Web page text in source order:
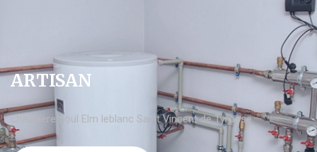
ARTISAN
chaudière fioul Elm leblanc Saint Vincent de Tyrosse